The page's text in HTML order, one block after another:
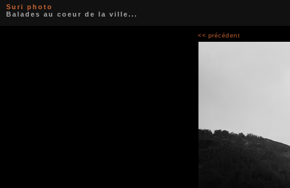
Suri photo
Balades au coeur de la ville...
<< précédent